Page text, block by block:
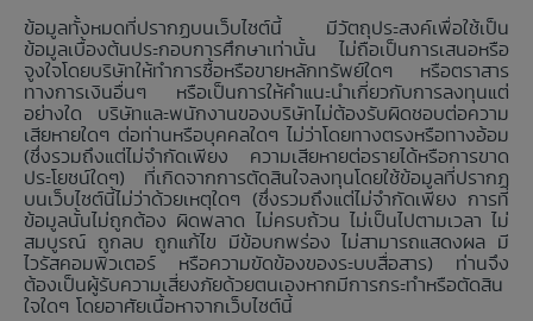
ข้อมูลทั้งหมดที่ปรากฏบนเว็บไซต์นี้ มีวัตถุประสงค์เพื่อใช้เป็น
ข้อมูลเบื้องต้นประกอบการศึกษาเท่านั้น ไม่ถือเป็นการเสนอหรือ
จูงใจโดยบริษัทให้ทำการซื้อหรือขายหลักทรัพย์ใดๆ หรือตราสาร
ทางการเงินอื่นๆ หรือเป็นการให้คำแนะนำเกี่ยวกับการลงทุนแต่
อย่างใด บริษัทและพนักงานของบริษัทไม่ต้องรับผิดชอบต่อความ
เสียหายใดๆ ต่อท่านหรือบุคคลใดๆ ไม่ว่าโดยทางตรงหรือทางอ้อม
(ซึ่งรวมถึงแต่ไม่จำกัดเพียง ความเสียหายต่อรายได้หรือการขาด
ประโยชน์ใดๆ) ที่เกิดจากการตัดสินใจลงทุนโดยใช้ข้อมูลที่ปรากฏ
บนเว็บไซต์นี้ไม่ว่าด้วยเหตุใดๆ (ซึ่งรวมถึงแต่ไม่จำกัดเพียง การที่
ข้อมูลนั้นไม่ถูกต้อง ผิดพลาด ไม่ครบถ้วน ไม่เป็นไปตามเวลา ไม่
สมบูรณ์ ถูกลบ ถูกแก้ไข มีข้อบกพร่อง ไม่สามารถแสดงผล มี
ไวรัสคอมพิวเตอร์ หรือความขัดข้องของระบบสื่อสาร) ท่านจึง
ต้องเป็นผู้รับความเสี่ยงภัยด้วยตนเองหากมีการกระทำหรือตัดสิน
ใจใดๆ โดยอาศัยเนื้อหาจากเว็บไซต์นี้